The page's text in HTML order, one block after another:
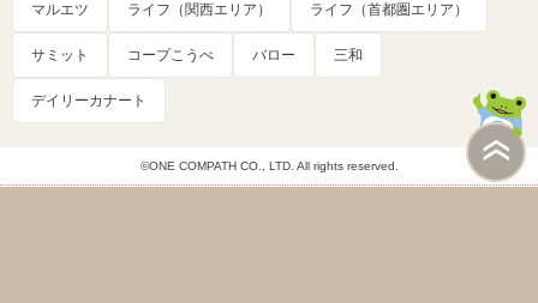
マルエツ ライフ（関西エリア） ライフ（首都圏エリア）
サミット コープこうべ バロー 三和
デイリーカナート
©ONE COMPATH CO., LTD. All rights reserved.